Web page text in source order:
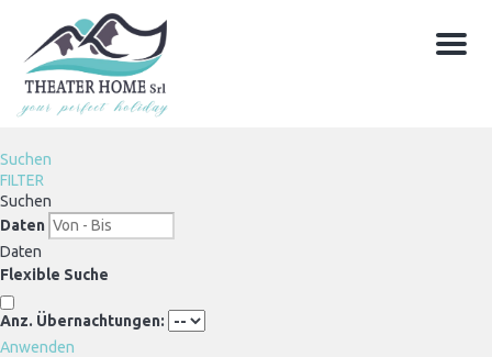
Menu
Suchen
FILTER
Suchen
Daten
Daten
Flexible Suche
Anz. Übernachtungen:
Anwenden